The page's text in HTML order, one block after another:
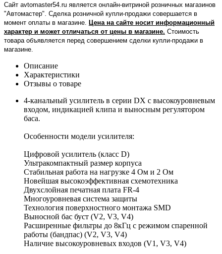
Сайт avtomaster54.ru является онлайн-витриной розничных магазинов
"Автомастер". Сделка розничной купли-продажи совершается в
момент оплаты в магазине.
Цена на сайте носит информационный
характер и может отличаться от цены в магазине. Стоимость
товара объявляется перед совершением сделки купли-продажи в
магазине
Описание
Характеристики
Отзывы о товаре
4-канальный усилитель в серии DX с высокоуровневым
входом, индикацией клипа и выносным регулятором
баса.
Особенности модели усилителя:
Цифровой усилитель (класс D)
Ультракомпактный размер корпуса
Стабильная работа на нагрузке 4 Ом и 2 Ом
Новейшая высокоэффективная схемотехника
Двухслойная печатная плата FR-4
Многоуровневая система защиты
Технология поверхностного монтажа SMD
Выносной бас буст (V2, V3, V4)
Расширенные фильтры до 8кГц с режимом спаренной
работы (бандпас) (V2, V3, V4)
Наличие высокоуровневых входов (V1, V3, V4)